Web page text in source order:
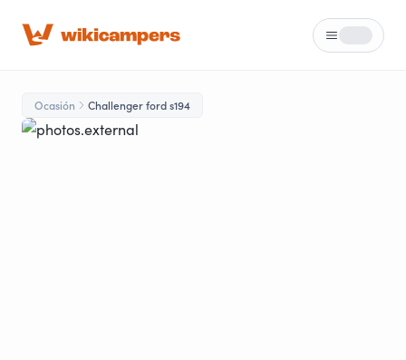
Loading...
Ocasión Challenger ford s194